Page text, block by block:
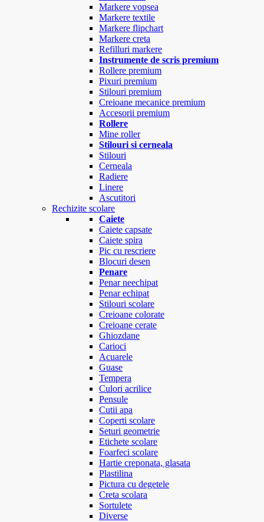
Markere vopsea
Markere textile
Markere flipchart
Markere creta
Refilluri markere
Instrumente de scris premium
Rollere premium
Pixuri premium
Stilouri premium
Creioane mecanice premium
Accesorii premium
Rollere
Mine roller
Stilouri si cerneala
Stilouri
Cerneala
Radiere
Linere
Ascutitori
Rechizite scolare
Caiete
Caiete capsate
Caiete spira
Pic cu rescriere
Blocuri desen
Penare
Penar neechipat
Penar echipat
Stilouri scolare
Creioane colorate
Creioane cerate
Ghiozdane
Carioci
Acuarele
Guase
Tempera
Culori acrilice
Pensule
Cutii apa
Coperti scolare
Seturi geometrie
Etichete scolare
Foarfeci scolare
Hartie creponata, glasata
Plastilina
Pictura cu degetele
Creta scolara
Sortulete
Diverse